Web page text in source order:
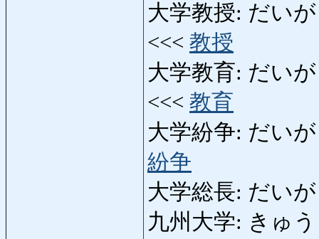
大学教授: だい
<<< 教授
大学教育: だい
<<< 教育
大学紛争: だいが
紛争
大学総長: だい
九州大学: きゅ